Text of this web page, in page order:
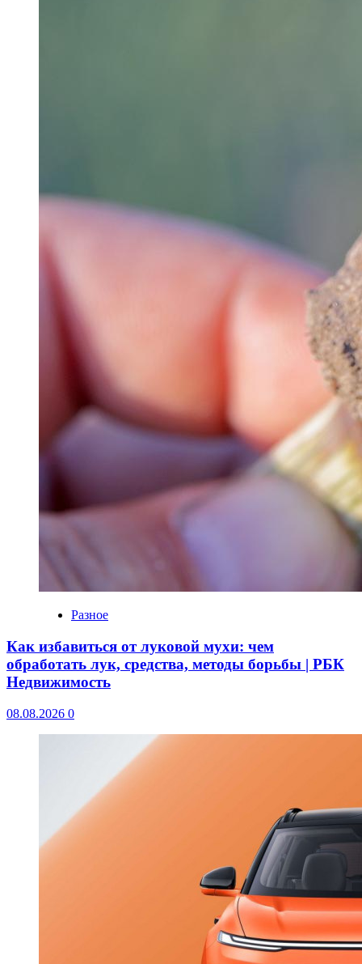
Разное
Как избавиться от луковой мухи: чем
обработать лук, средства, методы борьбы | РБК
Недвижимость
08.08.2026 0